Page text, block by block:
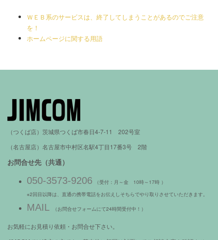
ＷＥＢ系のサービスは、終了してしまうことがあるのでご注意
を！
ホームページに関する用語
（つくば店）茨城県つくば市春日4-7-11 202号室
（名古屋店）名古屋市中村区名駅4丁目17番3号 2階
お問合せ先（共通）
050-3573-9206
（受付：月～金 10時～17時 ）
※2回目以降は、直通の携帯電話をお伝えしそちらでやり取りさせていただきます。
MAIL （お問合せフォームにて24時間受付中！）
お気軽にお見積り依頼・お問合せ下さい。